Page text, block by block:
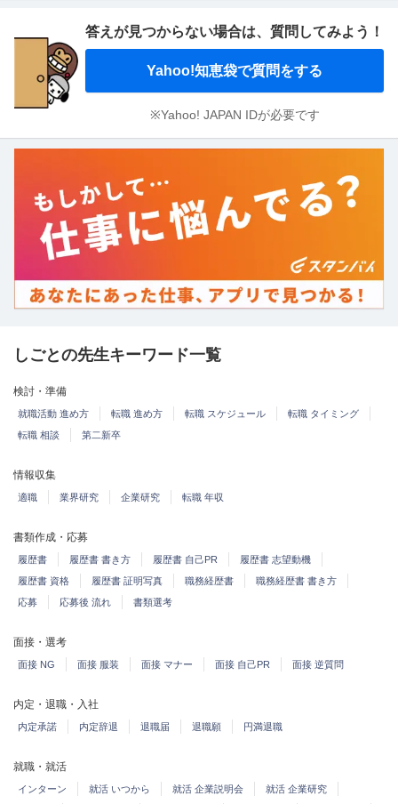
答えが見つからない場合は、 質問してみよう！
Yahoo!知恵袋で質問をする
※Yahoo! JAPAN IDが必要です
しごとの先生キーワード一覧
検討・準備
就職活動 進め方 転職 進め方 転職 スケジュール
転職 タイミング
転職 相談
第二新卒
情報収集
適職 業界研究 企業研究 転職 年収
書類作成・応募
履歴書 履歴書 書き方 履歴書 自己PR
履歴書 志望動機
履歴書 資格
履歴書 証明写真 職務経歴書
職務経歴書 書き方
応募
応募後 流れ 書類選考
面接・選考
面接 NG 面接 服装 面接 マナー 面接 自己PR 面接 逆質問
内定・退職・入社
内定承諾 内定辞退 退職届 退職願 円満退職
就職・就活
インターン 就活 いつから 就活 企業説明会
就活 企業研究